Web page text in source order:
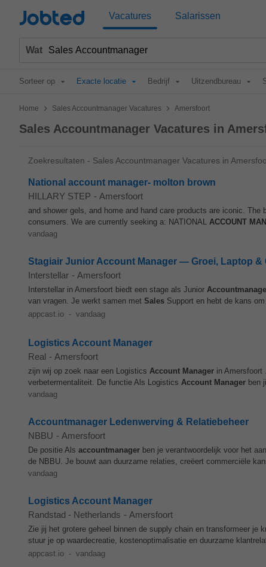
Jobted Vacatures Salarissen
Wat
Sorteer op Exacte locatie Bedrijf Uitzendbureau
Home > Sales Accountmanager Vacatures > Amersfoort
Sales Accountmanager Vacatures in
Zoekresultaten - Sales Accountmanager Vacatures in
National account manager- molton brown
HILLARY STEP - Amersfoort
and shower gels, and home and hand care products are iconic.
consumers. We are currently seeking a: NATIONAL ACCOUNT
vandaag
Stagiair Junior Account Manager — Groei, Laptop &
Interstellar - Amersfoort
Interstellar in Amersfoort biedt een stage als Junior
van vragen. Je werkt samen met Sales Support en hebt de kans
appcast.io - vandaag
Logistics Account Manager
Real - Amersfoort
zijn wij op zoek naar een Logistics Account Manager in Amersfoort
verbetermentaliteit. De functie Als Logistics Account Manager ben
vandaag
Accountmanager Ledenwerving & Relatiebeheer
NBBU - Amersfoort
De positie Als accountmanager ben je verantwoordelijk voor het
de NBBU. Je bouwt aan duurzame relaties, creëert commerciële
vandaag
Logistics Account Manager
Randstad - Netherlands - Amersfoort
Zie jij het grotere geheel binnen de supply chain en transformeer je
stuur je op waardecreatie, kostenoptimalisatie en duurzame
appcast.io - vandaag